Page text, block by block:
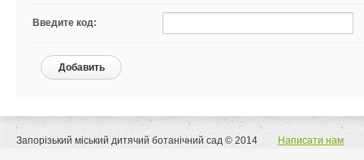
Введите код:
Добавить
Запорізький міський дитячий ботанічний сад © 2014 Написати нам